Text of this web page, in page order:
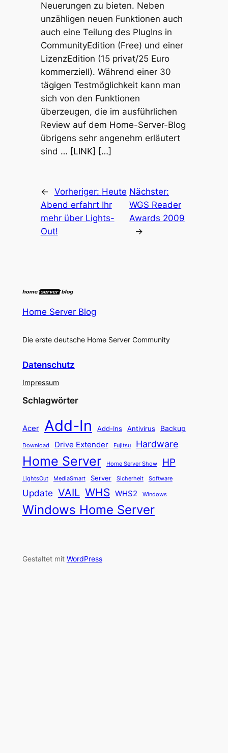
Neuerungen zu bieten. Neben
unzähligen neuen Funktionen auch
auch eine Teilung des PlugIns in
CommunityEdition (Free) und einer
LizenzEdition (15 privat/25 Euro
kommerziell). Während einer 30
tägigen Testmöglichkeit kann man
sich von den Funktionen
überzeugen, die im ausführlichen
Review auf dem Home-Server-Blog
übrigens sehr angenehm erläutert
sind … [LINK] […]
← Vorheriger: Heute
Abend erfahrt Ihr
mehr über Lights-
Out!
Nächster:
WGS Reader
Awards 2009
→
Home Server Blog
Die erste deutsche Home Server Community
Datenschutz
Impressum
Schlagwörter
Acer Add-In Add-Ins Antivirus Backup
Download Drive Extender Fujitsu Hardware
Home Server Home Server Show HP
LightsOut MediaSmart Server Sicherheit Software
Update VAIL WHS WHS2 Windows
Windows Home Server
Gestaltet mit WordPress